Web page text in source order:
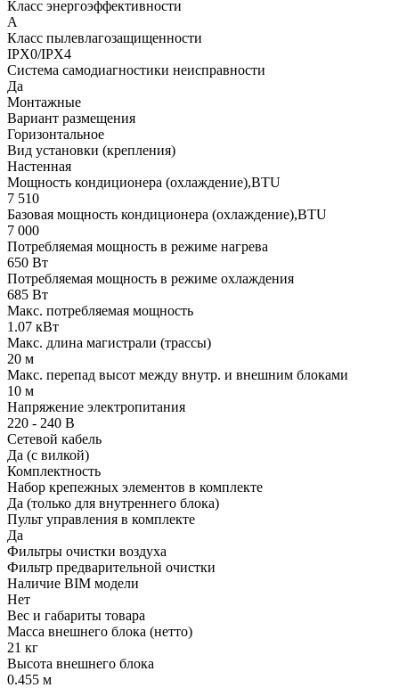
Класс энергоэффективности
A
Класс пылевлагозащищенности
IPX0/IPX4
Система самодиагностики неисправности
Да
Монтажные
Вариант размещения
Горизонтальное
Вид установки (крепления)
Настенная
Мощность кондиционера (охлаждение),BTU
7 510
Базовая мощность кондиционера (охлаждение),BTU
7 000
Потребляемая мощность в режиме нагрева
650 Вт
Потребляемая мощность в режиме охлаждения
685 Вт
Макс. потребляемая мощность
1.07 кВт
Макс. длина магистрали (трассы)
20 м
Макс. перепад высот между внутр. и внешним блоками
10 м
Напряжение электропитания
220 - 240 В
Сетевой кабель
Да (с вилкой)
Комплектность
Набор крепежных элементов в комплекте
Да (только для внутреннего блока)
Пульт управления в комплекте
Да
Фильтры очистки воздуха
Фильтр предварительной очистки
Наличие BIM модели
Нет
Вес и габариты товара
Масса внешнего блока (нетто)
21 кг
Высота внешнего блока
0.455 м